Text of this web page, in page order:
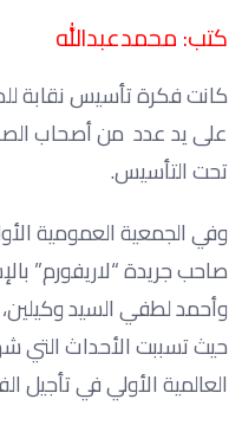
كتب: محمدعبدالله
على يد عدد من أصحاب
تحت التأسيس.
وفي الجمعية العمومية
صاحب جريدة “لاريفورم”
وأحمد لطفي السيد
حيث تسببت الأحداث التي
العالمية الأولي في تأجيل